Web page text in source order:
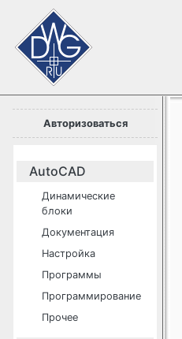
Авторизоваться
AutoCAD
Динамические
блоки
Документация
Настройка
Программы
Программирование
Прочее